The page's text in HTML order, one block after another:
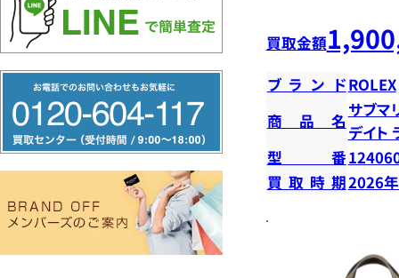
リ
ー
ヤ
買取金額
ブランドROLEX
商品名
サブマ
デイト
型番
買取時期2026